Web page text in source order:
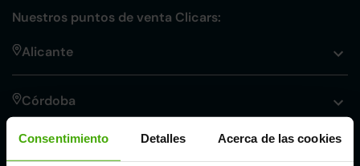
Consentimiento Detalles Acerca de las cookies
Nuestros puntos de venta Clicars:
Alicante
Córdoba